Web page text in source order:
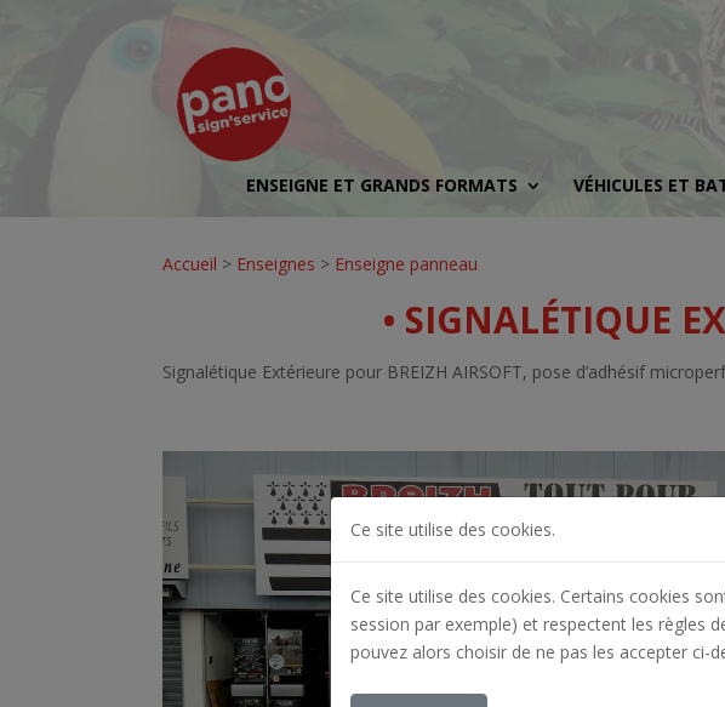
ENSEIGNE ET GRANDS FORMATS VÉHICULES ET
Accueil > Enseignes > Enseigne panneau
• SIGNALÉTIQUE
Signalétique Extérieure pour BREIZH AIRSOFT, pose d’adhésif
Ce site utilise des cookies.
Ce site utilise des cookies. Certains cookies
session par exemple) et respectent les règles
pouvez alors choisir de ne pas les accepter ci-